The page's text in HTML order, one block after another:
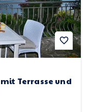
favorite
Terrasse und